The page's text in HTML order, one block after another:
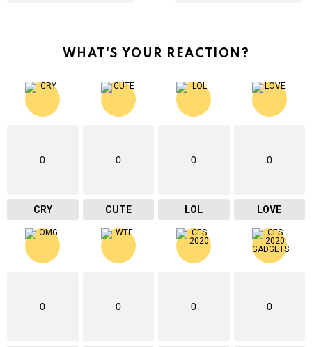
WHAT'S YOUR REACTION?
0
CRY
0
CUTE
0
LOL
0
LOVE
0 0 0 0